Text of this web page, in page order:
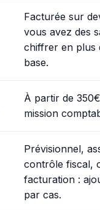
Facturée sur
vous avez des
chiffrer en plus
base.
À partir de
mission
Prévisionnel,
contrôle fiscal,
facturation :
par cas.